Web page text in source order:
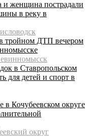
женщина пострадали
в реку в
тройном ДТП вечером
в Ставропольском
для детей и спорт в
в Кочубеевском округе
округ